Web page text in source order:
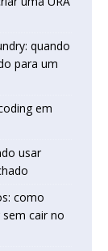
quando
para um
em
usar
como
cair no